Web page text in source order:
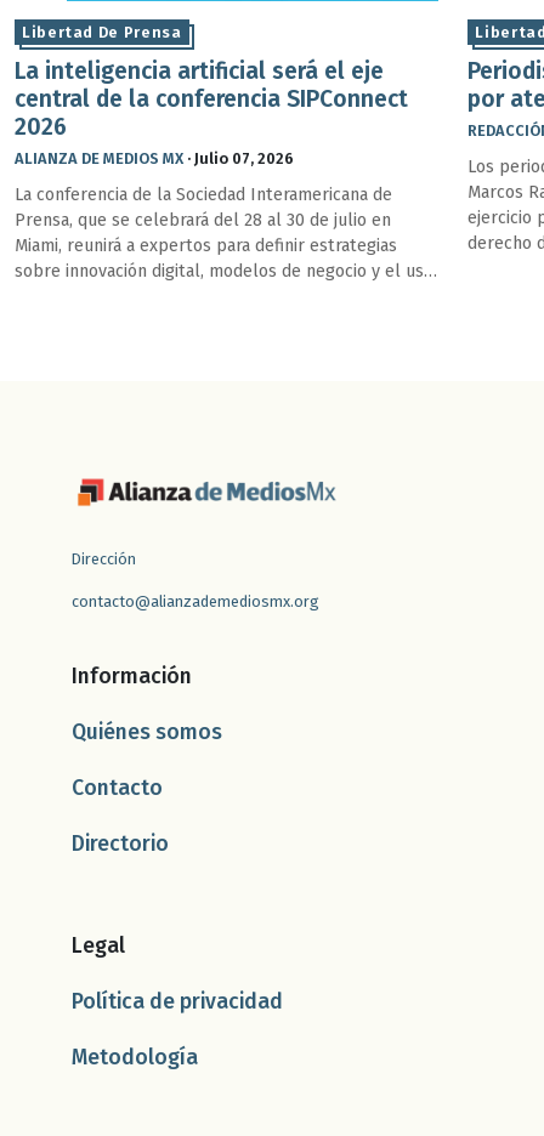
Libertad De Prensa
La inteligencia artificial será el eje
central de la conferencia SIPConnect
2026
ALIANZA DE MEDIOS MX · Julio 07, 2026
La conferencia de la Sociedad Interamericana de
Prensa, que se celebrará del 28 al 30 de julio en
Miami, reunirá a expertos para definir estrategias
sobre innovación digital, modelos de negocio y el uso
por
Los
Marcos
ejercicio
derecho
Dirección
contacto@alianzademediosmx.org
Información
Quiénes somos
Contacto
Directorio
Legal
Política de privacidad
Metodología